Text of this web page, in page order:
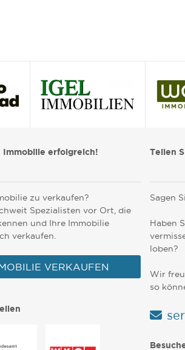
erfolgreich!
zu verkaufen?
Spezialisten vor Ort, die
und Ihre Immobilie
verkaufen.
VERKAUFEN
Teilen
Sagen
Haben
loben?
Wir
so